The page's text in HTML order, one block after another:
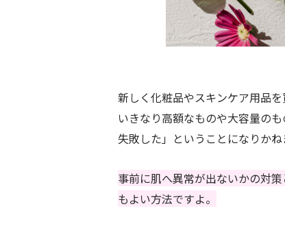
新しく化粧品やスキンケア用品
いきなり高額なものや大容量の
失敗した」ということになりかね
事前に肌へ異常が出ないかの対
もよい方法ですよ。